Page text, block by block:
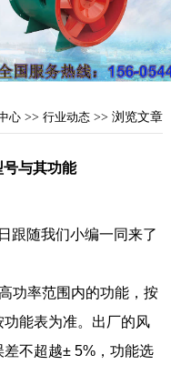
心 >>行业动态 >> 浏览文章
与其功能
跟随我们小编一同来了
功率范围内的功能，按
能表为准。出厂的风
不超越± 5%，功能选